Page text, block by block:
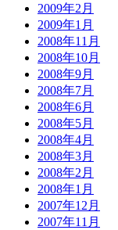
2009年2月
2009年1月
2008年11月
2008年10月
2008年9月
2008年7月
2008年6月
2008年5月
2008年4月
2008年3月
2008年2月
2008年1月
2007年12月
2007年11月